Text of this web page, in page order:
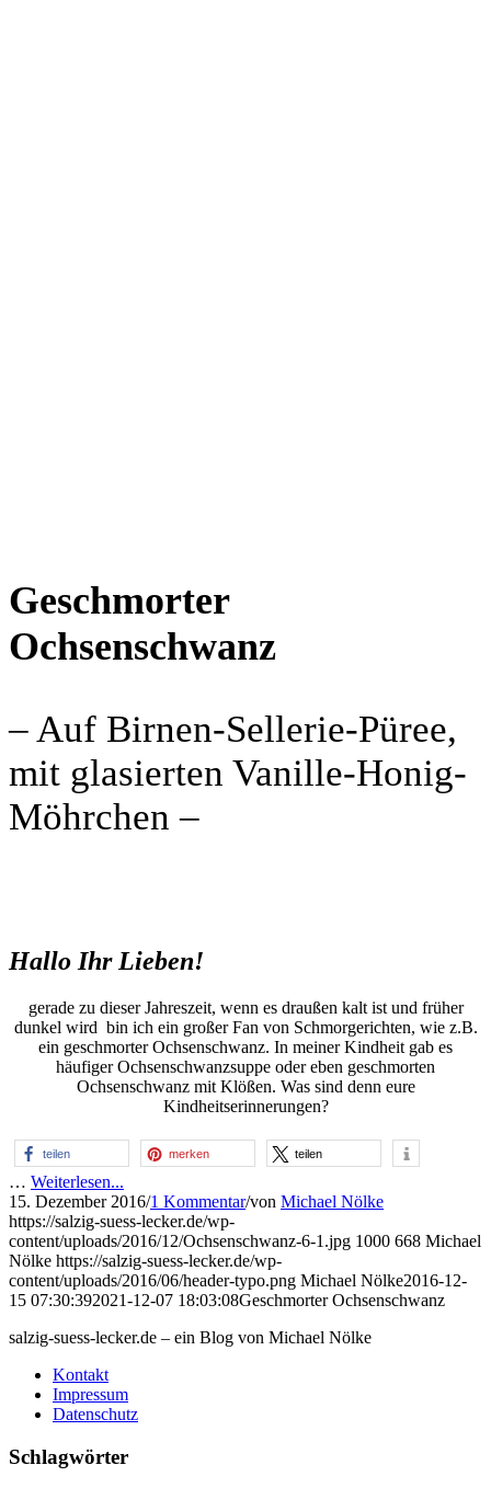
Geschmorter
Ochsenschwanz
– Auf Birnen-Sellerie-Püree,
mit glasierten Vanille-Honig-
Möhrchen –
Hallo Ihr Lieben!
gerade zu dieser Jahreszeit, wenn es draußen kalt ist und früher
dunkel wird bin ich ein großer Fan von Schmorgerichten, wie z.B.
ein geschmorter Ochsenschwanz. In meiner Kindheit gab es
häufiger Ochsenschwanzsuppe oder eben geschmorten
Ochsenschwanz mit Klößen. Was sind denn eure
Kindheitserinnerungen?
teilen merken teilen
… Weiterlesen...
15. Dezember 2016/1 Kommentar/von Michael Nölke
https://salzig-suess-lecker.de/wp-
content/uploads/2016/12/Ochsenschwanz-6-1.jpg 1000 668 Michael
Nölke https://salzig-suess-lecker.de/wp-
content/uploads/2016/06/header-typo.png Michael Nölke2016-12-
15 07:30:392021-12-07 18:03:08Geschmorter Ochsenschwanz
salzig-suess-lecker.de – ein Blog von Michael Nölke
Kontakt
Impressum
Datenschutz
Schlagwörter